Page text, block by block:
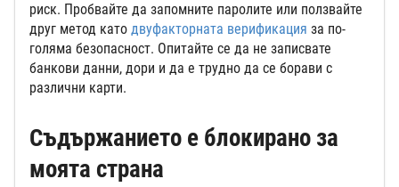
риск. Пробвайте да запомните паролите или ползвайте
друг метод като двуфакторната верификация за по-
голяма безопасност. Опитайте се да не записвате
банкови данни, дори и да е трудно да се борави с
различни карти.
Съдържанието е блокирано за
моята страна